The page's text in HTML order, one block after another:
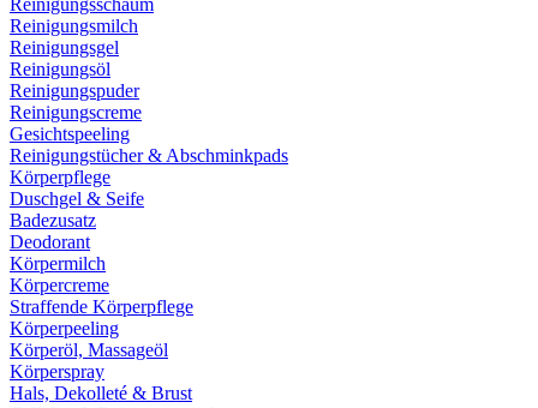
Reinigungsschaum
Reinigungsmilch
Reinigungsgel
Reinigungsöl
Reinigungspuder
Reinigungscreme
Gesichtspeeling
Reinigungstücher & Abschminkpads
Körperpflege
Duschgel & Seife
Badezusatz
Deodorant
Körpermilch
Körpercreme
Straffende Körperpflege
Körperpeeling
Körperöl, Massageöl
Körperspray
Hals, Dekolleté & Brust